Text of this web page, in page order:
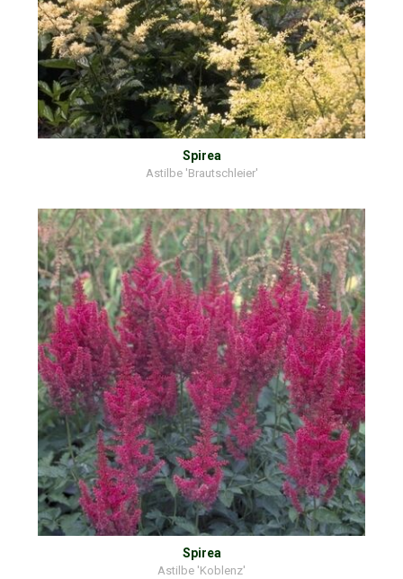
Spirea
Astilbe 'Brautschleier'
Spirea
Astilbe 'Koblenz'